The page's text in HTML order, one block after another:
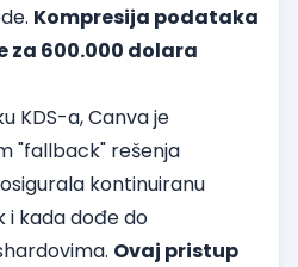
Kompresija podataka
za 600.000 dolara
KDS-a, Canva je
"fallback" rešenja
kontinuiranu
kada dođe do
Ovaj pristup